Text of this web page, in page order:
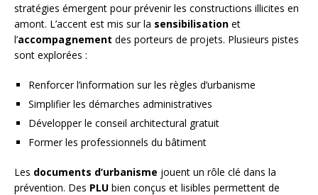
stratégies émergent pour prévenir les constructions illicites en
amont. L’accent est mis sur la sensibilisation et
l’accompagnement des porteurs de projets. Plusieurs pistes
sont explorées :
Renforcer l’information sur les règles d’urbanisme
Simplifier les démarches administratives
Développer le conseil architectural gratuit
Former les professionnels du bâtiment
Les documents d’urbanisme jouent un rôle clé dans la
prévention. Des PLU bien conçus et lisibles permettent de